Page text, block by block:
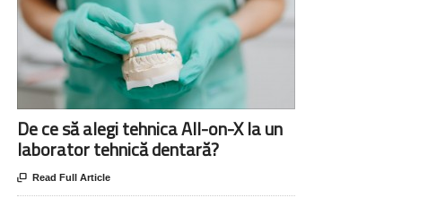
De ce să alegi tehnica All-on-X la un
laborator tehnică dentară?
 Read Full Article